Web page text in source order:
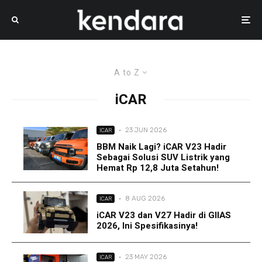
A to Z
iCAR
ICAR · 23 JUN 2026
BBM Naik Lagi? iCAR V23 Hadir
Sebagai Solusi SUV Listrik yang
Hemat Rp 12,8 Juta Setahun!
ICAR · 8 AUG 2026
iCAR V23 dan V27 Hadir di GIIAS
2026, Ini Spesifikasinya!
ICAR · 23 MAY 2026